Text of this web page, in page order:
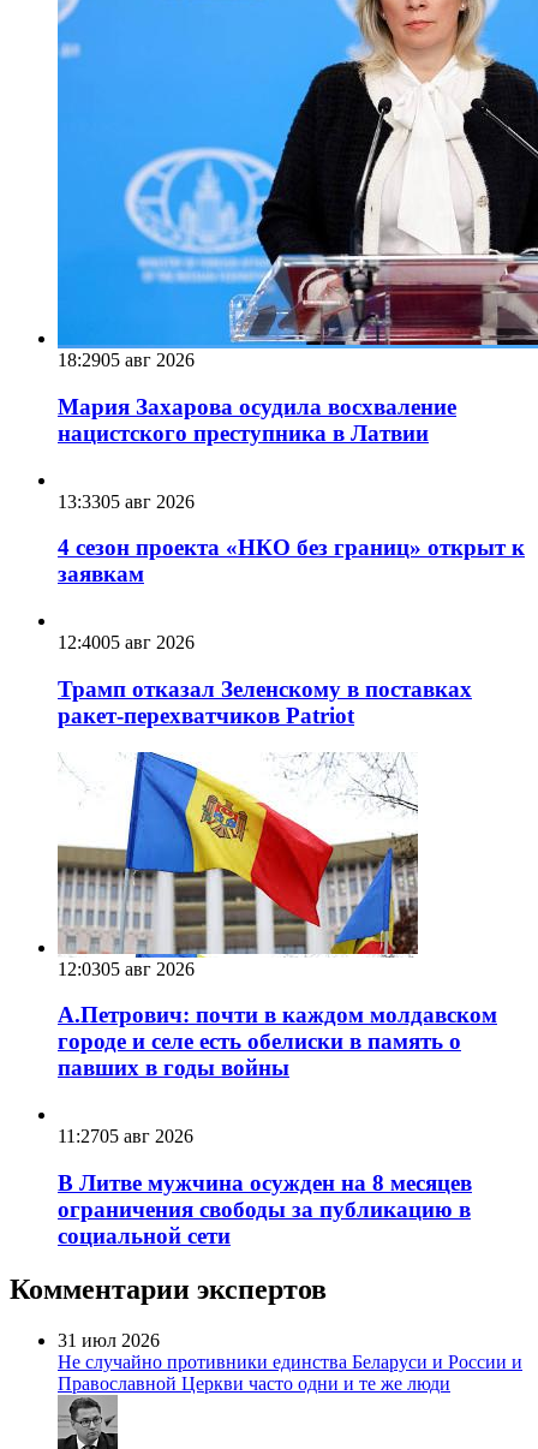
18:2905 авг 2026
Мария Захарова осудила восхваление
нацистского преступника в Латвии
13:3305 авг 2026
4 сезон проекта «НКО без границ» открыт к
заявкам
12:4005 авг 2026
Трамп отказал Зеленскому в поставках
ракет-перехватчиков Patriot
12:0305 авг 2026
А.Петрович: почти в каждом молдавском
городе и селе есть обелиски в память о
павших в годы войны
11:2705 авг 2026
В Литве мужчина осужден на 8 месяцев
ограничения свободы за публикацию в
социальной сети
Комментарии экспертов
31 июл 2026
Не случайно противники единства Беларуси и России и
Православной Церкви часто одни и те же люди